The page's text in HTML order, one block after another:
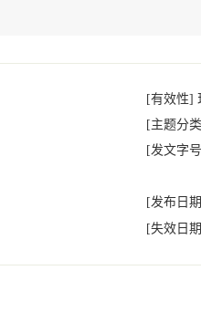
[有效性]
[主题分
[发文字
[发布日
[失效日